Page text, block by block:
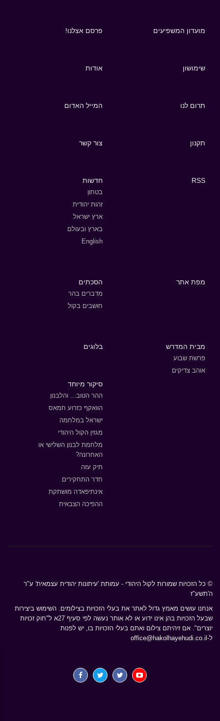
מועדון המשפיעים פרסם אצלנו!
שימושון אודות
תרום לנו המייל האדום
תקנון צור קשר
RSS חדשות
בטחון
זהות יהודית
ארץ ישראל
בארץ ובעולם
English
מפת אתר הסכתים
מדברים בהר
חושבים בקול
מבית המדרש
פרשת שבוע
אוהב צדיקים
בלוגים
סיקור מיוחד
ההר הטוב... והלבנון
הוואקף כזרוע חמאס
ישראל במלחמה
מגזין הקול היהודי
מלחמת לבנון השלישי או
האחרונה?
תיק עזה
חדר התחקירים
אינתיפאדה מושתקת
ההפיכה הצבאית
© כל הזכויות שמורות לקול היהודי - עמותת 'עיתונות יהודית עצמאית' ע"ר
ה'תשע"ז
אנחנו עושים מאמץ גדול לאתר את בעלי הזכויות בצילומים. השימוש ביצירות
שבעל הזכויות בהן אינו ידוע או לא אותר נעשה לפי סעיף 27א ל"חוק זכויות
יוצרים". אם זיהיתם צילום ואתם בעלי הזכויות בו, יש לפנות
ל- office@hakolhayehudi.co.il